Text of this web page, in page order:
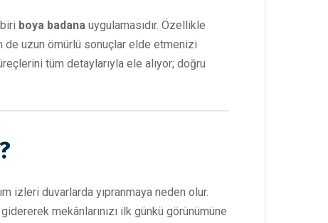
boya badana uygulamasıdır. Özellikle
de uzun ömürlü sonuçlar elde etmenizi
tüm detaylarıyla ele alıyor; doğru
izleri duvarlarda yıpranmaya neden olur.
mekânlarınızı ilk günkü görünümüne